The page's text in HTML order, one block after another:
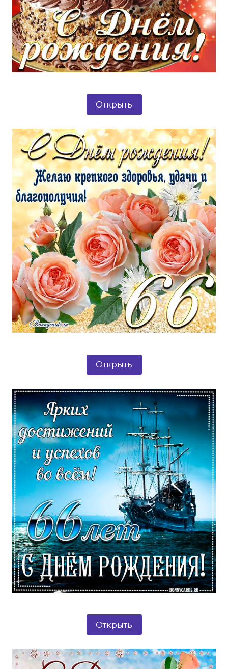
Открыть
Открыть
Открыть